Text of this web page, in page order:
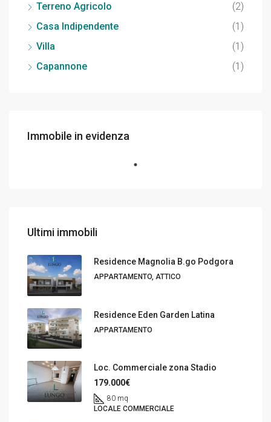
Terreno Agricolo
(2)
Casa Indipendente
(1)
Villa
(1)
Capannone
(1)
Immobile in evidenza
Ultimi immobili
Residence Magnolia B.go Podgora
APPARTAMENTO, ATTICO
Residence Eden Garden Latina
APPARTAMENTO
Loc. Commerciale zona Stadio
179.000€
80 mq
LOCALE COMMERCIALE